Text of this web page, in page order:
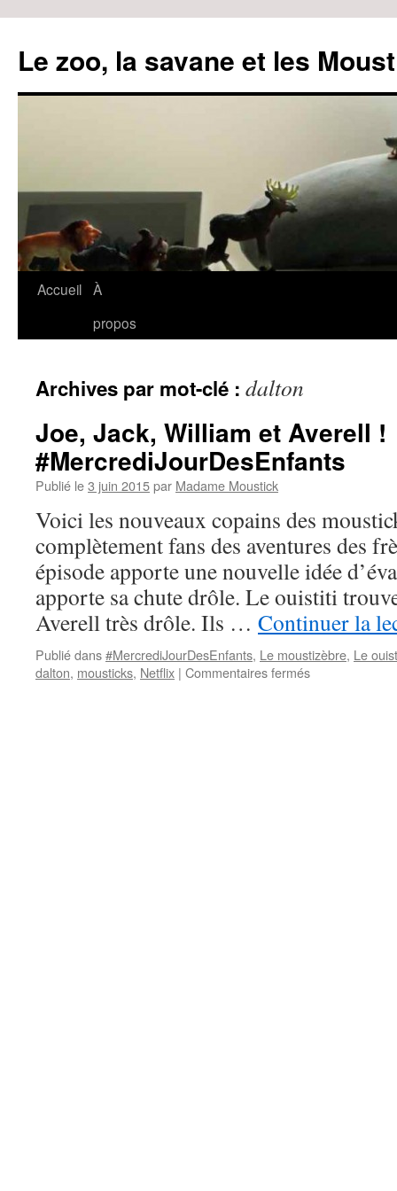
Le zoo, la savane et les
Aller
Accueil À
propos
Archives par mot-clé : dalton
Joe, Jack, William et Averell !
#MercrediJourDesEnfants
Publié le3 juin 2015par Madame Moustick
Voici les nouveaux copains des
complètement fans des aventures des
épisode apporte une nouvelle idée
apporte sa chute drôle. Le ouistiti
Averell très drôle. Ils … Continuer la
Publié dans#MercrediJourDesEnfants, Le moustizèbre, Le
dalton, mousticks, Netflix | Commentaires fermés